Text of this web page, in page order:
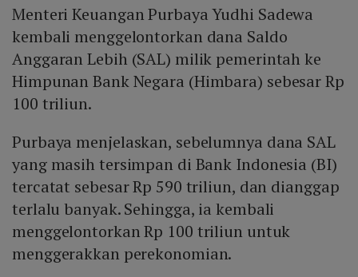
Menteri Keuangan Purbaya Yudhi Sadewa
kembali menggelontorkan dana Saldo
Anggaran Lebih (SAL) milik pemerintah ke
Himpunan Bank Negara (Himbara) sebesar Rp
100 triliun.
Purbaya menjelaskan, sebelumnya dana SAL
yang masih tersimpan di Bank Indonesia (BI)
tercatat sebesar Rp 590 triliun, dan dianggap
terlalu banyak. Sehingga, ia kembali
menggelontorkan Rp 100 triliun untuk
menggerakkan perekonomian.